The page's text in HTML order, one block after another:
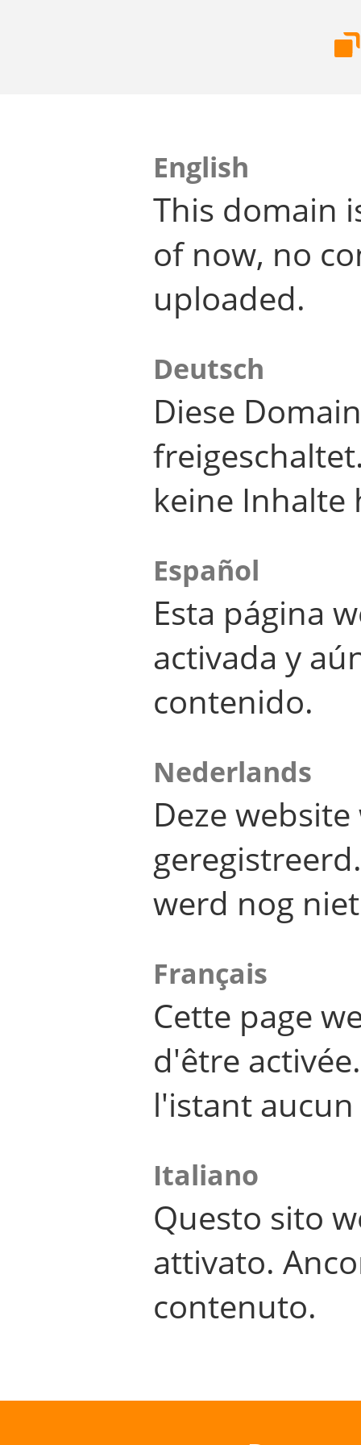
English
This domain
of now, no
uploaded.
Deutsch
Diese
keine Inhalte
Español
Esta página
activada y
contenido.
Nederlands
Deze
werd nog
Français
Cette page
d'être
l'istant
Italiano
Questo sito
attivato.
contenuto.